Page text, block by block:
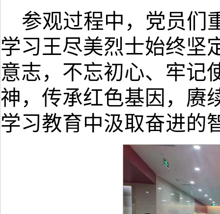
参观过程中，党员们
学习王尽美烈士始终坚
意志，不忘初心、牢记
神，传承红色基因，赓
学习教育中汲取奋进的